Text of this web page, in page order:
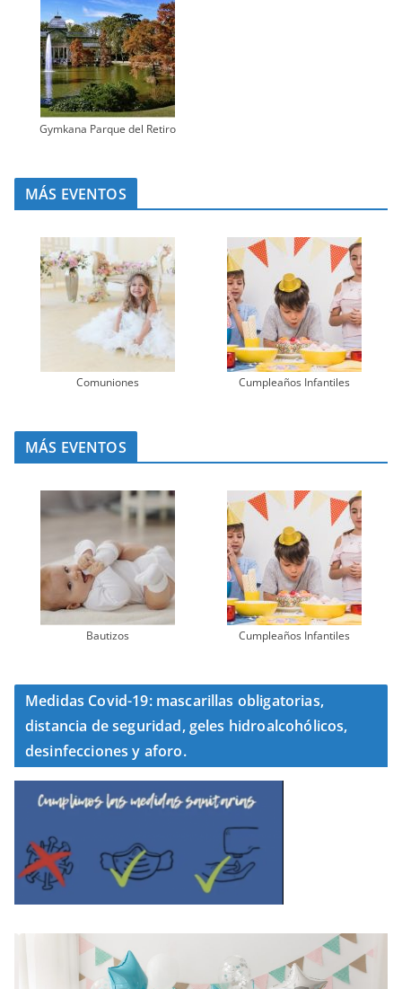
Gymkana Parque del Retiro
MÁS EVENTOS
Comuniones Cumpleaños Infantiles
MÁS EVENTOS
Bautizos Cumpleaños Infantiles
Medidas Covid-19: mascarillas obligatorias,
distancia de seguridad, geles hidroalcohólicos,
desinfecciones y aforo.